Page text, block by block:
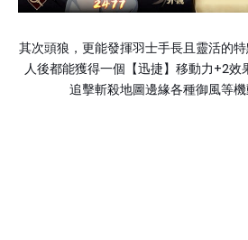
其次頭狼，更能發揮羽士手長且靈活的
人後都能獲得一個【迅捷】移動力 +2效
追擊斬殺地圖邊緣各種御風等機